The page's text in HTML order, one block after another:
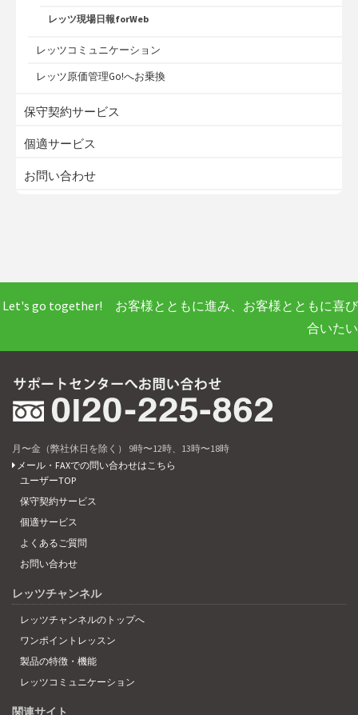
レッツ現場日報forWeb
レッツコミュニケーション
レッツ原価管理Go!へお乗換
保守契約サービス
個適サービス
お問い合わせ
Let's go together! お客様とともに進み、お客様とともに喜び
合いたい
月〜金（弊社休日を除く） 9時〜12時、13時〜18時
メール・FAXでの問い合わせはこちら
ユーザーTOP
保守契約サービス
個適サービス
よくあるご質問
お問い合わせ
レッツチャンネル
レッツチャンネルのトップへ
ワンポイントレッスン
製品の特徴・機能
レッツコミュニケーション
関連サイト